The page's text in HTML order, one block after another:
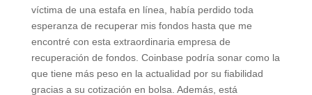
víctima de una estafa en línea, había perdido toda
esperanza de recuperar mis fondos hasta que me
encontré con esta extraordinaria empresa de
recuperación de fondos. Coinbase podría sonar como la
que tiene más peso en la actualidad por su fiabilidad
gracias a su cotización en bolsa. Además, está